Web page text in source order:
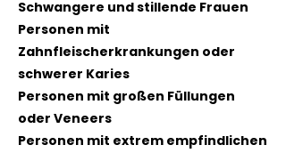
Schwangere und stillende Frauen
Personen mit
Zahnfleischerkrankungen oder
schwerer Karies
Personen mit großen Füllungen
oder Veneers
Personen mit extrem empfindlichen